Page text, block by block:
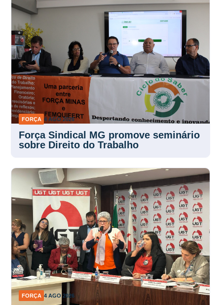
FORÇA 4 AGO 2026
Força Sindical MG promove seminário
sobre Direito do Trabalho
FORÇA 4 AGO 2026